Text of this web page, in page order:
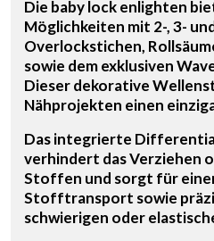
Die baby lock enlighten
Möglichkeiten mit 2-, 3-
Overlockstichen,
sowie dem exklusiven
Dieser dekorative
Nähprojekten einen
Das integrierte
verhindert das Verziehen
Stoffen und sorgt für
Stofftransport sowie
schwierigen oder